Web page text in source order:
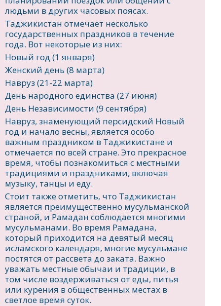
людьми в других часовых поясах.
Таджикистан отмечает несколько
государственных праздников в течение
года. Вот некоторые из них:
Новый год (1 января)
Женский день (8 марта)
Навруз (21-22 марта)
День народного единства (27 июня)
День Независимости (9 сентября)
Навруз, знаменующий персидский Новый
год и начало весны, является особо
важным праздником в Таджикистане и
отмечается по всей стране. Это прекрасное
время, чтобы познакомиться с местными
традициями и праздниками, включая
музыку, танцы и еду.
Стоит также отметить, что Таджикистан
является преимущественно мусульманской
страной, и Рамадан соблюдается многими
мусульманами. Во время Рамадана,
который приходится на девятый месяц
исламского календаря, многие мусульмане
постятся от рассвета до заката. Важно
уважать местные обычаи и традиции, в
том числе воздерживаться от еды, питья
или курения в общественных местах в
светлое время суток.